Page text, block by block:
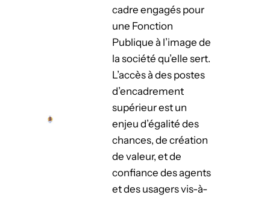
cadre engagés pour
une Fonction
Publique à l’image de
la société qu’elle sert.
L’accès à des postes
d’encadrement
supérieur est un
enjeu d’égalité des
chances, de création
de valeur, et de
confiance des agents
et des usagers vis-à-